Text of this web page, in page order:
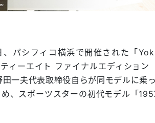
パシフィコ横浜で開催された「
ーエイト ファイナルエディション
一夫代表取締役自らが同モデルに乗
、スポーツスターの初代モデル「